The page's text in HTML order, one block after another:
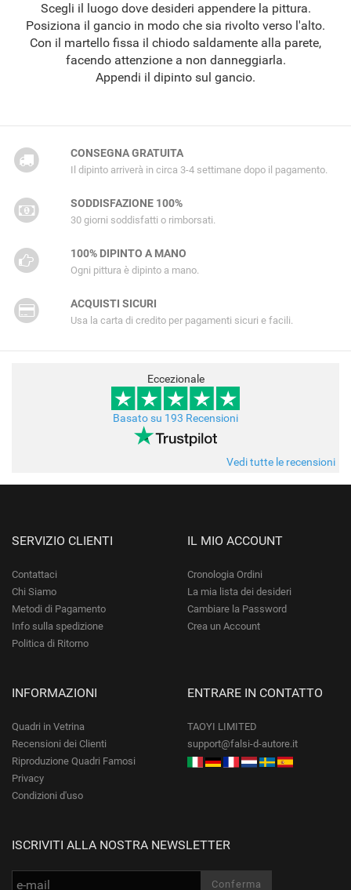
Scegli il luogo dove desideri appendere la pittura.
Posiziona il gancio in modo che sia rivolto verso l'alto.
Con il martello fissa il chiodo saldamente alla parete,
facendo attenzione a non danneggiarla.
Appendi il dipinto sul gancio.
CONSEGNA GRATUITA
Il dipinto arriverà in circa 3-4 settimane dopo il pagamento.
SODDISFAZIONE 100%
30 giorni soddisfatti o rimborsati.
100% DIPINTO A MANO
Ogni pittura è dipinto a mano.
ACQUISTI SICURI
Usa la carta di credito per pagamenti sicuri e facili.
Eccezionale
Basato su 193 Recensioni
Vedi tutte le recensioni
SERVIZIO CLIENTI
Contattaci
Chi Siamo
Metodi di Pagamento
Info sulla spedizione
Politica di Ritorno
IL MIO ACCOUNT
Cronologia Ordini
La mia lista dei desideri
Cambiare la Password
Crea un Account
INFORMAZIONI
Quadri in Vetrina
Recensioni dei Clienti
Riproduzione Quadri Famosi
Privacy
Condizioni d'uso
ENTRARE IN CONTATTO
TAOYI LIMITED
support@falsi-d-autore.it
ISCRIVITI ALLA NOSTRA NEWSLETTER